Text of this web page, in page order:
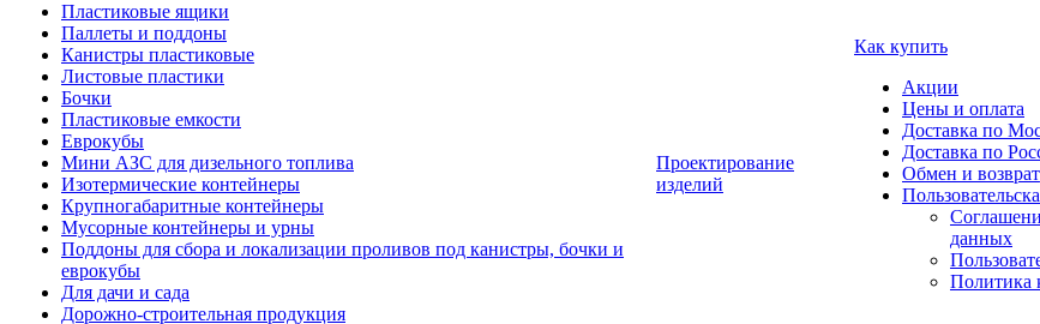
Пластиковые ящики
Паллеты и поддоны
Канистры пластиковые
Листовые пластики
Бочки
Пластиковые емкости
Еврокубы
Мини АЗС для дизельного топлива
Изотермические контейнеры
Крупногабаритные контейнеры
Мусорные контейнеры и урны
Поддоны для сбора и локализации проливов под канистры, бочки и
еврокубы
Для дачи и сада
Дорожно-строительная продукция
Проектирование
изделий
Как купить
Акции
Цены и оплата
Доставка по
Доставка по
Обмен и возврат
данных
Политика